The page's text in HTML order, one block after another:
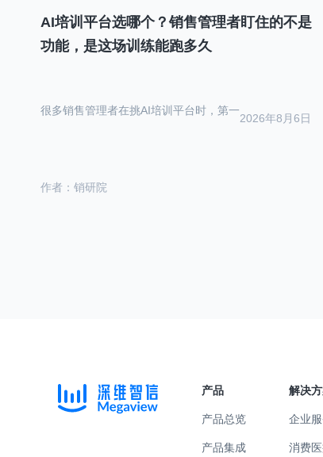
AI培训平台选哪个？销售管理者盯住的不是
功能，是这场训练能跑多久
作者：销研院
2026年8月6日
很多销售管理者在挑AI培训平台时，第一
产品
产品总览
产品集成
解决
企业
消费